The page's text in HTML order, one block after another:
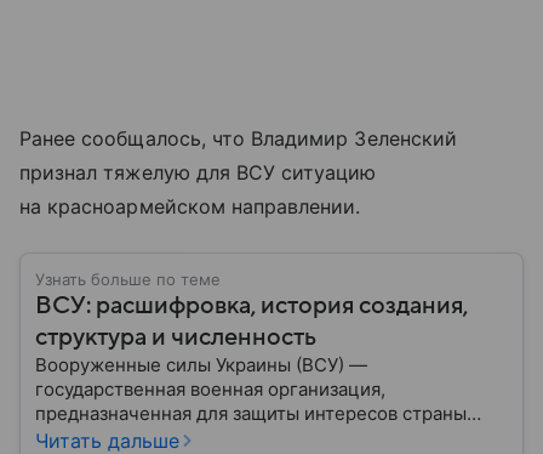
Ранее сообщалось, что Владимир Зеленский
признал тяжелую для ВСУ ситуацию
на красноармейском направлении.
Узнать больше по теме
ВСУ: расшифровка, история создания,
структура и численность
Вооруженные силы Украины (ВСУ) —
государственная военная организация,
предназначенная для защиты интересов страны
военным путем. Была создана после
Читать дальше